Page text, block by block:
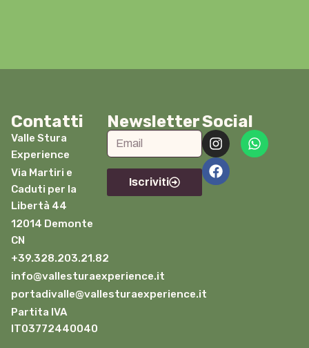
Contatti
Valle Stura
Experience
Via Martiri e
Caduti per la
Libertà 44
12014 Demonte
CN
+39.328.203.21.82
info@vallesturaexperience.it
portadivalle@vallesturaexperience.it
Partita IVA
IT03772440040
Newsletter
Iscriviti
Social